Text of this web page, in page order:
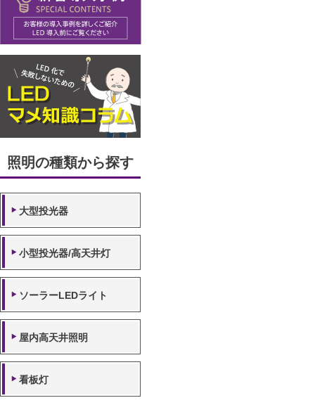
照明の種類から探す
大型投光器
小型投光器/高天井灯
ソーラーLEDライト
屋内高天井照明
看板灯